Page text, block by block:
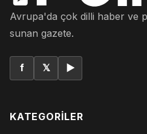
Avrupa'da çok dilli haber ve
sunan gazete.
f 𝕏 ▶
KATEGORILER